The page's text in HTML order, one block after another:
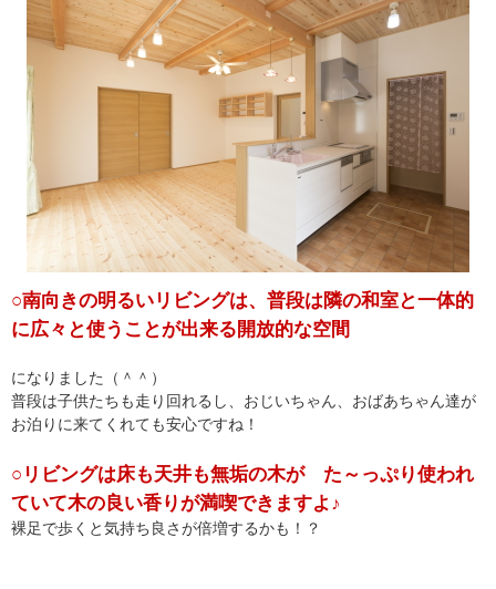
○南向きの明るいリビングは、普段は隣の和室と一体的
に広々と使うことが出来る開放的な空間
になりました（＾＾）
普段は子供たちも走り回れるし、おじいちゃん、おばあちゃん達が
お泊りに来てくれても安心ですね！
○リビングは床も天井も無垢の木が た～っぷり使われ
ていて木の良い香りが満喫できますよ♪
裸足で歩くと気持ち良さが倍増するかも！？